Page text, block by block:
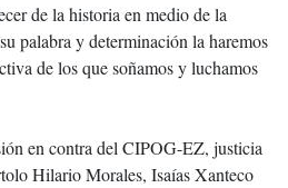
de la historia en medio de la
palabra y determinación la haremos
de los que soñamos y luchamos
en contra del CIPOG-EZ, justicia
Hilario Morales, Isaías Xanteco